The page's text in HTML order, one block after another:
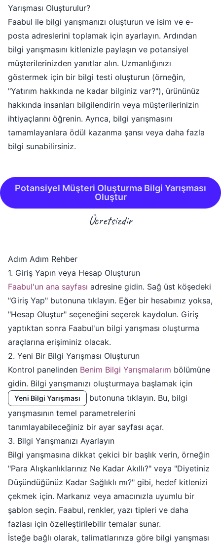
Yarışması Oluşturulur?
Faabul ile bilgi yarışmanızı oluşturun ve isim ve e-
posta adreslerini toplamak için ayarlayın. Ardından
bilgi yarışmasını kitlenizle paylaşın ve potansiyel
müşterilerinizden yanıtlar alın. Uzmanlığınızı
göstermek için bir bilgi testi oluşturun (örneğin,
"Yatırım hakkında ne kadar bilginiz var?"), ürününüz
hakkında insanları bilgilendirin veya müşterilerinizin
ihtiyaçlarını öğrenin. Ayrıca, bilgi yarışmasını
tamamlayanlara ödül kazanma şansı veya daha fazla
bilgi sunabilirsiniz.
Potansiyel Müşteri Oluşturma Bilgi Yarışması
Oluştur
Ücretsizdir
Adım Adım Rehber
1. Giriş Yapın veya Hesap Oluşturun
Faabul'un ana sayfası adresine gidin. Sağ üst köşedeki
"Giriş Yap" butonuna tıklayın. Eğer bir hesabınız yoksa,
"Hesap Oluştur" seçeneğini seçerek kaydolun. Giriş
yaptıktan sonra Faabul'un bilgi yarışması oluşturma
araçlarına erişiminiz olacak.
2. Yeni Bir Bilgi Yarışması Oluşturun
Kontrol panelinden Benim Bilgi Yarışmalarım bölümüne
gidin. Bilgi yarışmanızı oluşturmaya başlamak için
Yeni Bilgi Yarışması
butonuna tıklayın. Bu, bilgi
yarışmasının temel parametrelerini
tanımlayabileceğiniz bir ayar sayfası açar.
3. Bilgi Yarışmanızı Ayarlayın
Bilgi yarışmasına dikkat çekici bir başlık verin, örneğin
"Para Alışkanlıklarınız Ne Kadar Akıllı?" veya "Diyetiniz
Düşündüğünüz Kadar Sağlıklı mı?" gibi, hedef kitlenizi
çekmek için. Markanız veya amacınızla uyumlu bir
şablon seçin. Faabul, renkler, yazı tipleri ve daha
fazlası için özelleştirilebilir temalar sunar.
İsteğe bağlı olarak, talimatlarınıza göre bilgi yarışması